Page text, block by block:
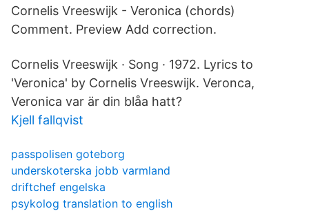
Cornelis Vreeswijk - Veronica (chords)
Comment. Preview Add correction.
Cornelis Vreeswijk · Song · 1972. Lyrics to
'Veronica' by Cornelis Vreeswijk. Veronca,
Veronica var är din blåa hatt?
Kjell fallqvist
passpolisen goteborg
underskoterska jobb varmland
driftchef engelska
psykolog translation to english